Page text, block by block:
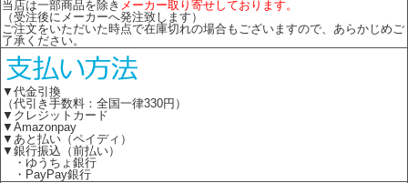
当店は一部商品を除き メーカー取り寄せしております。
（受注後にメーカーへ発注致します）
ご注文をいただいた時点で在庫切れの場合もございますので、あらかじめご
了承ください。
▼代金引換
（代引き手数料：全国一律330円）
▼クレジットカード
▼Amazonpay
▼あと払い（ペイディ）
▼銀行振込（前払い）
・ゆうちょ銀行
・PayPay銀行